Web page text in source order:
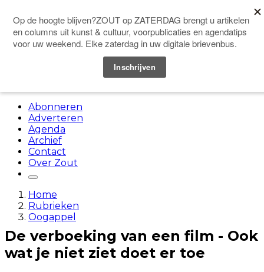
Doneer
Abonneren
Adverteren
Agenda
Archief
Contact
Over Zout
Home
Rubrieken
Oogappel
De verboeking van een film - Ook
wat je niet ziet doet er toe